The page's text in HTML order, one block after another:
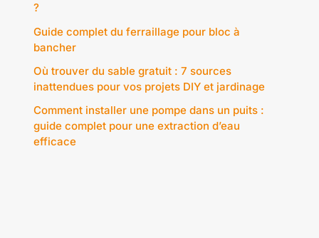
?
Guide complet du ferraillage pour bloc à
bancher
Où trouver du sable gratuit : 7 sources
inattendues pour vos projets DIY et jardinage
Comment installer une pompe dans un puits :
guide complet pour une extraction d’eau
efficace